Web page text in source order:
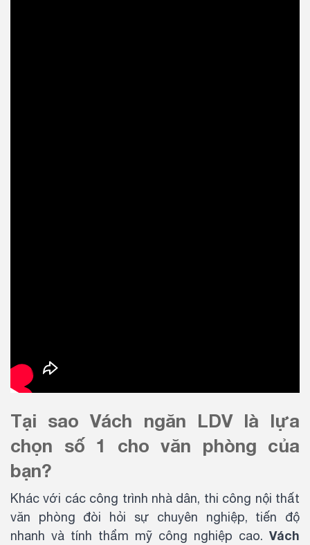
Tại sao Vách ngăn LDV là lựa
chọn số 1 cho văn phòng của
bạn?
Khác với các công trình nhà dân, thi công nội thất
văn phòng đòi hỏi sự chuyên nghiệp, tiến độ
nhanh và tính thẩm mỹ công nghiệp cao. Vách